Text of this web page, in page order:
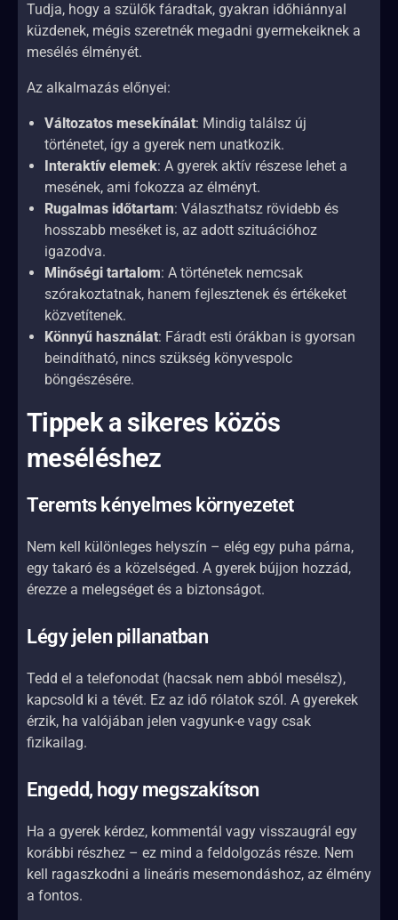
Tudja, hogy a szülők fáradtak, gyakran időhiánnyal
küzdenek, mégis szeretnék megadni gyermekeiknek a
mesélés élményét.
Az alkalmazás előnyei:
Változatos mesekínálat: Mindig találsz új
történetet, így a gyerek nem unatkozik.
Interaktív elemek: A gyerek aktív részese lehet a
mesének, ami fokozza az élményt.
Rugalmas időtartam: Választhatsz rövidebb és
hosszabb meséket is, az adott szituációhoz
igazodva.
Minőségi tartalom: A történetek nemcsak
szórakoztatnak, hanem fejlesztenek és értékeket
közvetítenek.
Könnyű használat: Fáradt esti órákban is gyorsan
beindítható, nincs szükség könyvespolc
böngészésére.
Tippek a sikeres közös
meséléshez
Teremts kényelmes környezetet
Nem kell különleges helyszín – elég egy puha párna,
egy takaró és a közelséged. A gyerek bújjon hozzád,
érezze a melegséget és a biztonságot.
Légy jelen pillanatban
Tedd el a telefonodat (hacsak nem abból mesélsz),
kapcsold ki a tévét. Ez az idő rólatok szól. A gyerekek
érzik, ha valójában jelen vagyunk-e vagy csak
fizikailag.
Engedd, hogy megszakítson
Ha a gyerek kérdez, kommentál vagy visszaugrál egy
korábbi részhez – ez mind a feldolgozás része. Nem
kell ragaszkodni a lineáris mesemondáshoz, az élmény
a fontos.